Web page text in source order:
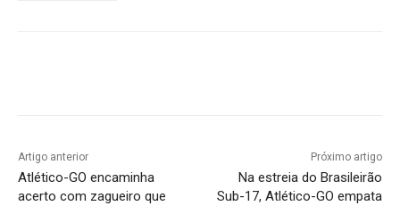
Artigo anterior
Atlético-GO encaminha
acerto com zagueiro que
Próximo artigo
Na estreia do Brasileirão
Sub-17, Atlético-GO empata